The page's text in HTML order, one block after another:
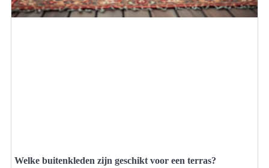
Welke buitenkleden zijn geschikt voor een terras?